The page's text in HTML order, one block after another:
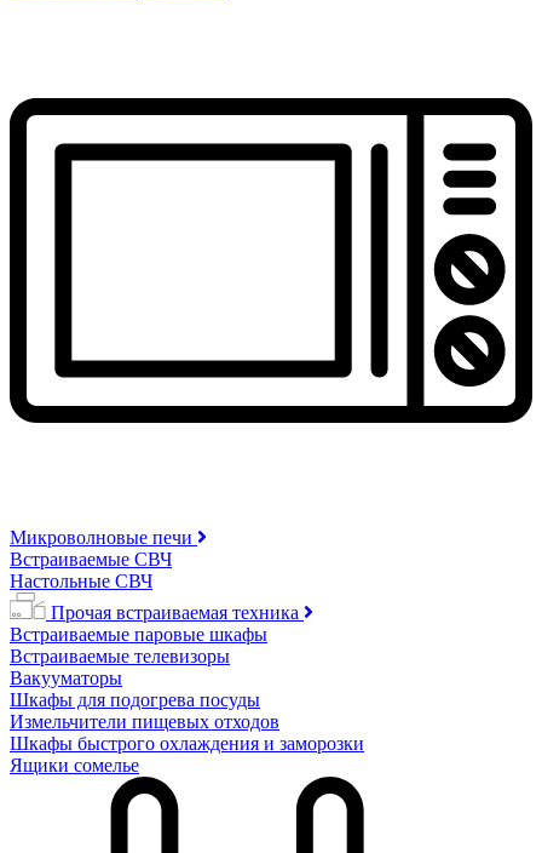
Микроволновые печи
Встраиваемые СВЧ
Настольные СВЧ
Прочая встраиваемая техника
Встраиваемые паровые шкафы
Встраиваемые телевизоры
Вакууматоры
Шкафы для подогрева посуды
Измельчители пищевых отходов
Шкафы быстрого охлаждения и заморозки
Ящики сомелье